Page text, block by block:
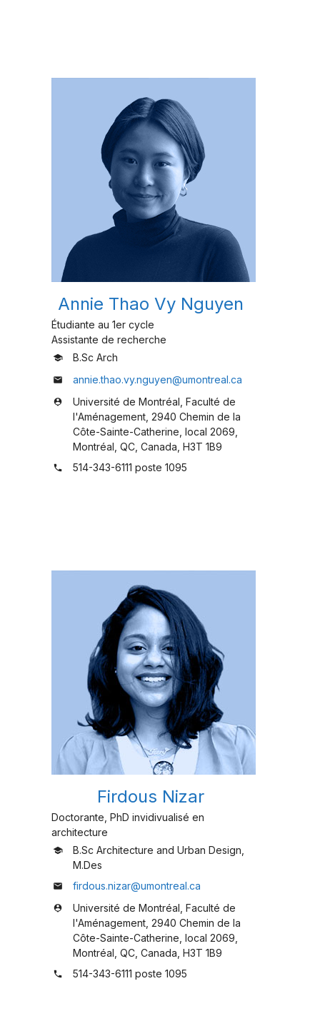
Annie Thao Vy Nguyen
Étudiante au 1er cycle
Assistante de recherche
school B.Sc Arch
mail annie.thao.vy.nguyen@umontreal.ca
person_pin
Université de Montréal, Faculté de
l'Aménagement, 2940 Chemin de la
Côte-Sainte-Catherine, local 2069,
Montréal, QC, Canada, H3T 1B9
phone 514-343-6111 poste 1095
Firdous Nizar
Doctorante, PhD invidivualisé en
architecture
school
B.Sc Architecture and Urban Design,
M.Des
mail firdous.nizar@umontreal.ca
person_pin
Université de Montréal, Faculté de
l'Aménagement, 2940 Chemin de la
Côte-Sainte-Catherine, local 2069,
Montréal, QC, Canada, H3T 1B9
phone 514-343-6111 poste 1095